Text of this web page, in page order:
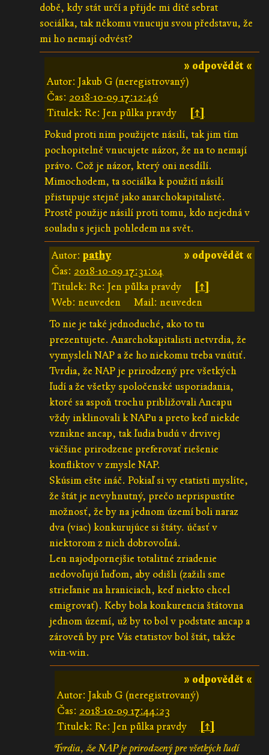
době, kdy stát určí a přijde mi dítě sebrat
sociálka, tak někomu vnucuju svou představu, že
mi ho nemají odvést?
» odpovědět «
Autor: Jakub G (neregistrovaný)
Čas: 2018-10-09 17:12:46
Titulek: Re: Jen půlka pravdy
[↑]
Pokud proti nim použijete násilí, tak jim tím
pochopitelně vnucujete názor, že na to nemají
právo. Což je názor, který oni nesdílí.
Mimochodem, ta sociálka k použití násilí
přistupuje stejně jako anarchokapitalisté.
Prostě použije násilí proti tomu, kdo nejedná v
souladu s jejich pohledem na svět.
» odpovědět «
Autor:pathy
Čas: 2018-10-09 17:31:04
Titulek: Re: Jen půlka pravdy
[↑]
Web: neuveden
Mail: neuveden
To nie je také jednoduché, ako to tu
prezentujete. Anarchokapitalisti netvrdia, že
vymysleli NAP a že ho niekomu treba vnútiť.
Tvrdia, že NAP je prirodzený pre všetkých
ľudí a že všetky spoločenské usporiadania,
ktoré sa aspoň trochu približovali Ancapu
vždy inklinovali k NAPu a preto keď niekde
vznikne ancap, tak ľudia budú v drvivej
väčšine prirodzene preferovať riešenie
konfliktov v zmysle NAP.
Skúsim ešte ináč. Pokiaľ si vy etatisti myslíte,
že štát je nevyhnutný, prečo neprispustíte
možnosť, že by na jednom území boli naraz
dva (viac) konkurujúce si štáty. účasť v
niektorom z nich dobrovoľná.
Len najodpornejšie totalitné zriadenie
nedovoľujú ľuďom, aby odišli (zažili sme
strieľanie na hraniciach, keď niekto chcel
emigrovať). Keby bola konkurencia štátovna
jednom území, už by to bol v podstate ancap a
zároveň by pre Vás etatistov bol štát, takže
win-win.
» odpovědět «
Autor: Jakub G (neregistrovaný)
Čas: 2018-10-09 17:44:23
Titulek: Re: Jen půlka pravdy
[↑]
Tvrdia, že NAP je prirodzený pre všetkých ľudí